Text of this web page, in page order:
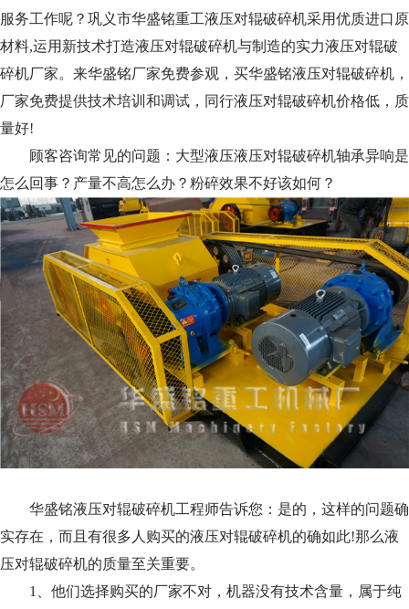
服务工作呢？巩义市华盛铭重工液压对辊破碎机采用优质进口原
材料,运用新技术打造液压对辊破碎机与制造的实力液压对辊破
碎机厂家。来华盛铭厂家免费参观，买华盛铭液压对辊破碎机，
厂家免费提供技术培训和调试，同行液压对辊破碎机价格低，质
量好!
顾客咨询常见的问题：大型液压液压对辊破碎机轴承异响是
怎么回事？产量不高怎么办？粉碎效果不好该如何？
华盛铭液压对辊破碎机工程师告诉您：是的，这样的问题确
实存在，而且有很多人购买的液压对辊破碎机的确如此!那么液
压对辊破碎机的质量至关重要。
1、他们选择购买的厂家不对，机器没有技术含量，属于纯